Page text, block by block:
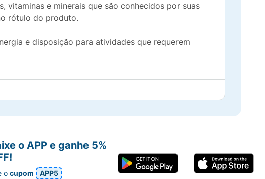
vitaminas e minerais que são conhecidos por suas
rótulo do produto.
e disposição para atividades que requerem
instruções do rótulo ou as orientações de um
médico ou nutricionista, especialmente se houver
o APP e ganhe 5%
ocupom
APP5